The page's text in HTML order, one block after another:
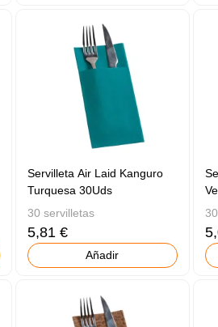
Servilleta Air Laid Kanguro
Turquesa 30Uds
30 servilletas
5,81 €
Añadir